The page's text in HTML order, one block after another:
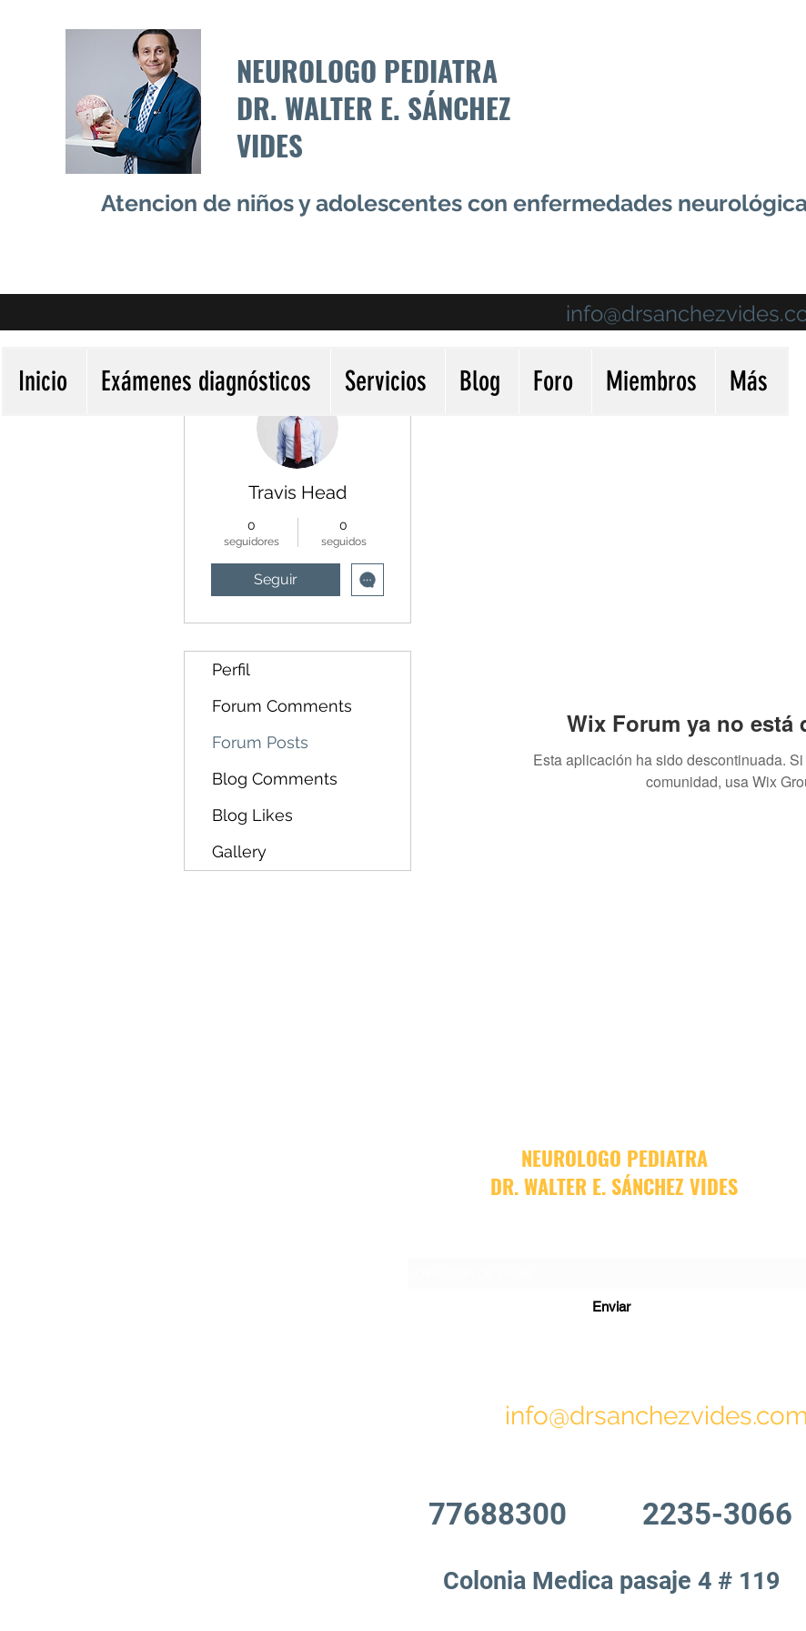
NEUROLOGO PEDIATRA
DR. WALTER E. SÁNCHEZ
VIDES
Atencion de niños y adolescentes con enfermedades
Inicio Exámenes diagnósticos Servicios Blog Foro Miembros Más
Wix Forum ya no está
Esta aplicación ha sido descontinuada.
comunidad, usa Wix
Travis Head
0
seguidores
0
seguidos
Seguir
Más acciones
Perfil
Forum Comments
Forum Posts
Blog Comments
Blog Likes
Gallery
NEUROLOGO PEDIATRA
DR. WALTER E. SÁNCHEZ VIDES
Enviar
info@drsanchezvides.com
77688300 2235-3066
Colonia Medica pasaje 4 # 119